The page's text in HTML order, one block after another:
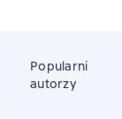
Popularni
autorzy